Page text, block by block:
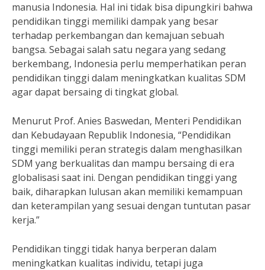
manusia Indonesia. Hal ini tidak bisa dipungkiri bahwa
pendidikan tinggi memiliki dampak yang besar
terhadap perkembangan dan kemajuan sebuah
bangsa. Sebagai salah satu negara yang sedang
berkembang, Indonesia perlu memperhatikan peran
pendidikan tinggi dalam meningkatkan kualitas SDM
agar dapat bersaing di tingkat global.
Menurut Prof. Anies Baswedan, Menteri Pendidikan
dan Kebudayaan Republik Indonesia, “Pendidikan
tinggi memiliki peran strategis dalam menghasilkan
SDM yang berkualitas dan mampu bersaing di era
globalisasi saat ini. Dengan pendidikan tinggi yang
baik, diharapkan lulusan akan memiliki kemampuan
dan keterampilan yang sesuai dengan tuntutan pasar
kerja.”
Pendidikan tinggi tidak hanya berperan dalam
meningkatkan kualitas individu, tetapi juga